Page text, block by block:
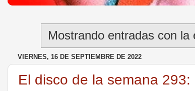
Mostrando entradas con la
VIERNES, 16 DE SEPTIEMBRE DE 2022
El disco de la semana